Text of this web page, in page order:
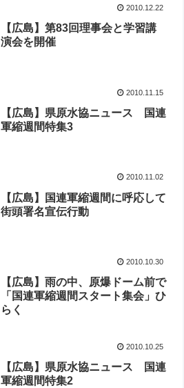
2010.12.22
【広島】第83回理事会と学習講
演会を開催
2010.11.15
【広島】県原水協ニュース 国連
軍縮週間特集3
2010.11.02
【広島】国連軍縮週間に呼応して
街頭署名宣伝行動
2010.10.30
【広島】雨の中、原爆ドーム前で
「国連軍縮週間スタート集会」ひ
らく
2010.10.25
【広島】県原水協ニュース 国連
軍縮週間特集2